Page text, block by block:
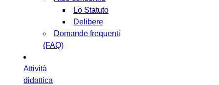
Lo Statuto
Delibere
Domande frequenti
(FAQ)
Attività
didattica